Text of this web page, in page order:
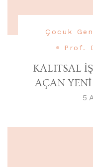
Çocuk
Prof.
KALITSAL
AÇAN
5